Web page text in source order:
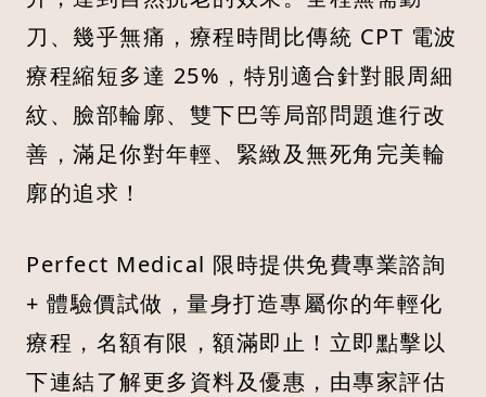
刀、幾乎無痛，療程時間比傳統 CPT 電波
療程縮短多達 25%，特別適合針對眼周細
紋、臉部輪廓、雙下巴等局部問題進行改
善，滿足你對年輕、緊緻及無死角完美輪
廓的追求！
Perfect Medical 限時提供免費專業諮詢
+ 體驗價試做，量身打造專屬你的年輕化
療程，名額有限，額滿即止！立即點擊以
下連結了解更多資料及優惠，由專家評估